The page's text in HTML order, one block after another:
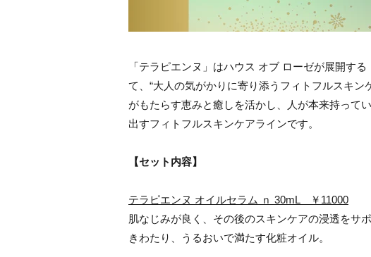
「テラピエンヌ」はハウス オブ ローゼが展開す
て、“大人の気がかりに寄り添うフィトフルスキン
がもたらす恵みと癒しを活かし、人が本来持って
出すフィトフルスキンケアラインです。
【セット内容】
テラピエンヌ オイルセラム ｎ 30mL ￥11000
肌なじみが良く、その後のスキンケアの浸透をサ
きわたり、うるおいで満たす化粧オイル。